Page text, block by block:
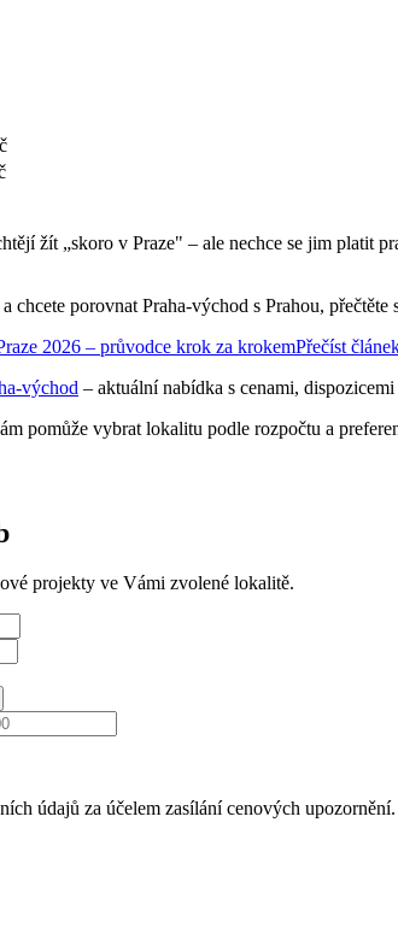
žít „skoro v Praze" – ale nechce se jim platit
chcete porovnat Praha-východ s Prahou, přečtěte
2026 – průvodce krok za krokemPřečíst
východ – aktuální nabídka s cenami,
pomůže vybrat lokalitu podle rozpočtu a
projekty ve Vámi zvolené lokalitě.
údajů za účelem zasílání cenových